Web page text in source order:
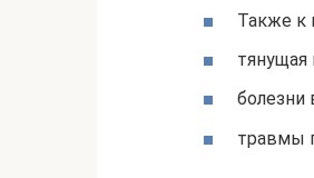
Также к
болезни
травмы